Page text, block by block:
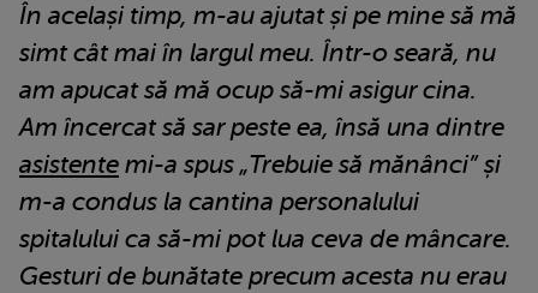
În același timp, m-au ajutat și pe mine să mă
simt cât mai în largul meu. Într-o seară, nu
am apucat să mă ocup să-mi asigur cina.
Am încercat să sar peste ea, însă una dintre
asistente mi-a spus „Trebuie să mănânci” și
m-a condus la cantina personalului
spitalului ca să-mi pot lua ceva de mâncare.
Gesturi de bunătate precum acesta nu erau